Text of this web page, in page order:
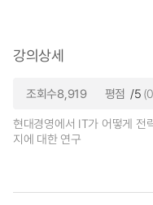
강의상세
조회수8,919 평점 /5
현대경영에서 IT가 어떻게 전
지에 대한 연구